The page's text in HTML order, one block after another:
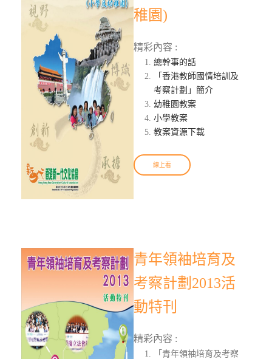
稚園)
精彩內容 :
總幹事的話
「香港教師國情培訓及
考察計劃」簡介
幼稚園教案
小學教案
教案資源下載
線上看
青年領袖培育及
考察計劃2013活
動特刊
精彩內容 :
「青年領袖培育及考察